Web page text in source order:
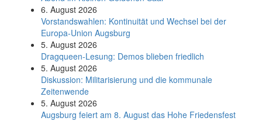
6. August 2026
Vorstandswahlen: Kontinuität und Wechsel bei der
Europa-Union Augsburg
5. August 2026
Dragqueen-Lesung: Demos blieben friedlich
5. August 2026
Diskussion: Mi­li­ta­ri­sie­rung und die kommunale
Zeitenwende
5. August 2026
Augsburg feiert am 8. August das Hohe Friedensfest